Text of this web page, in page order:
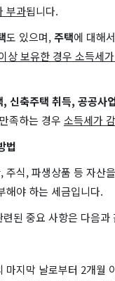
부과됩니다.
도 있으며,주택에 대해
상 보유한 경우 소득세
, 신축주택 취득, 공공사
족하는 경우 소득세가
법
주식, 파생상품 등 자산
해야 하는 세금입니다.
된 중요 사항은 다음과
마지막 날로부터 2개월